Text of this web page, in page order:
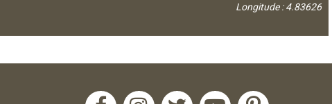
Longitude : 4.83626